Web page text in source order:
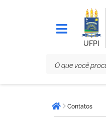
UFPI
está
aqui:Página inicial
Contatos